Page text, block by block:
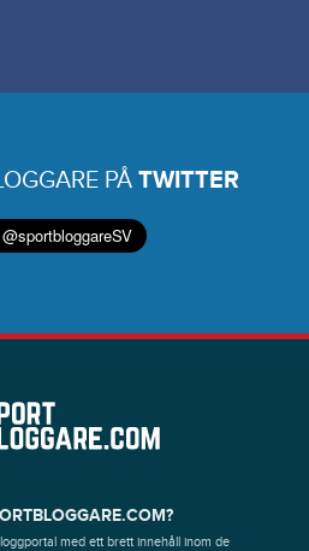
PÅ TWITTER
med ett brett innehåll inom de